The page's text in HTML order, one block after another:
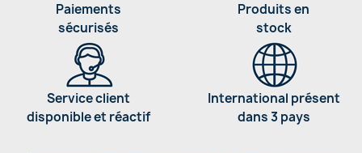
Paiements
sécurisés
Produits en
stock
Service client
disponible et réactif
International présent
dans 3 pays